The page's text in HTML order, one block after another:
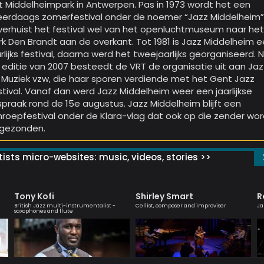
Middelheimpark in Antwerpen. Pas in 1973 wordt het een
zomerfestival onder de noemer “Jazz
het festival wel van het openluchtmuseum naar het
Den Brandt aan de overkant. Tot 1981 is Jazz Middelheim
festival, daarna werd het tweejaarlijks georganiseerd.
van 2007 besteedt de VRT de organisatie uit aan
vzw, die haar sporen verdiende met het Gent Jazz
Vanaf dan werd Jazz Middelheim weer een jaarlijkse
rond de 15e augustus. Jazz Middelheim blijft een
onder de Klara-vlag dat ook op die zender
micro-websites: music, videos, stories >>
Tony Kofi
British Jazz multi-instrumentalist -
saxophones and flute
Shirley Smart
Cellist, composer and improviser